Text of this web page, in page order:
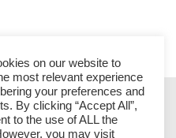
SÃO PAULO
on our website to
most relevant experience
your preferences and
By clicking “Accept All”,
to the use of ALL the
you may visit